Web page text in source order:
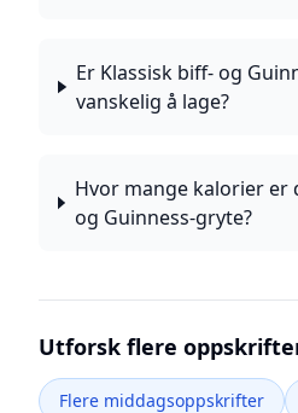
Er Klassisk biff- og
vanskelig å lage?
Hvor mange kalorier er
og Guinness-gryte?
Utforsk flere
Flere middagsoppskrifter